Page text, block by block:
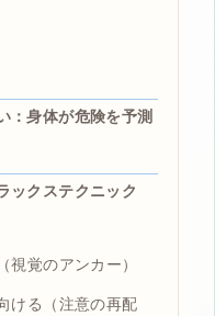
：身体が危険を予測
ックステクニック
視覚のアンカー）
ける（注意の再配